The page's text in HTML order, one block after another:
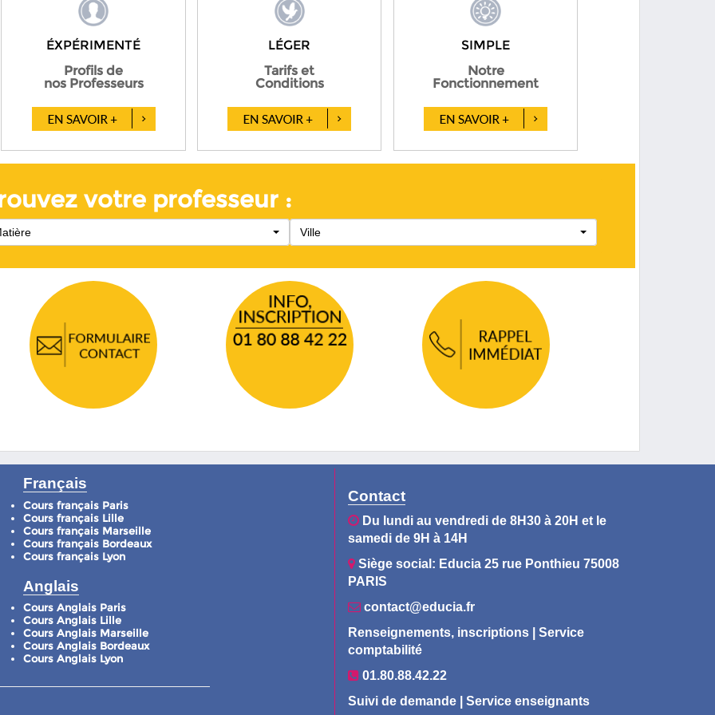
ÉXPÉRIMENTÉ
Profils de
nos Professeurs
LÉGER
Tarifs et
Conditions
SIMPLE
Notre
Fonctionnement
votre professeur :
Ville
Français
Cours français Paris
Cours français Lille
Cours français Marseille
Cours français Bordeaux
Cours français Lyon
Anglais
Cours Anglais Paris
Cours Anglais Lille
Cours Anglais Marseille
Cours Anglais Bordeaux
Cours Anglais Lyon
Contact
Du lundi au vendredi de 8H30 à 20H et le
samedi de 9H à 14H
Siège social: Educia 25 rue Ponthieu 75008
PARIS
contact@educia.fr
Renseignements, inscriptions | Service
comptabilité
01.80.88.42.22
Suivi de demande | Service enseignants